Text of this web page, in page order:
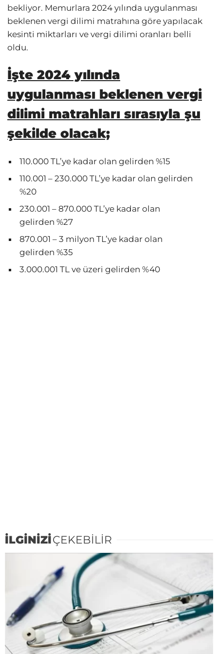
bekliyor. Memurlara 2024 yılında uygulanması
beklenen vergi dilimi matrahına göre yapılacak
kesinti miktarları ve vergi dilimi oranları belli
oldu.
İşte 2024 yılında
uygulanması beklenen vergi
dilimi matrahları sırasıyla şu
şekilde olacak;
110.000 TL’ye kadar olan gelirden %15
110.001 – 230.000 TL’ye kadar olan gelirden
%20
230.001 – 870.000 TL’ye kadar olan
gelirden %27
870.001 – 3 milyon TL’ye kadar olan
gelirden %35
3.000.001 TL ve üzeri gelirden %40
İLGİNİZİÇEKEBİLİR